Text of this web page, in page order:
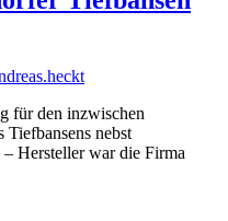
für den inzwischen
Tiefbansens nebst
Hersteller war die Firma